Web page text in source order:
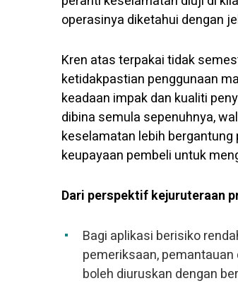
operasinya diketahui dengan
Kren atas terpakai tidak
ketidakpastian penggunaan
keadaan impak dan kualiti
dibina semula sepenuhnya,
keselamatan lebih
keupayaan pembeli untuk
Dari perspektif kejuruteraan
Bagi aplikasi berisiko
pemeriksaan,
boleh diuruskan dengan